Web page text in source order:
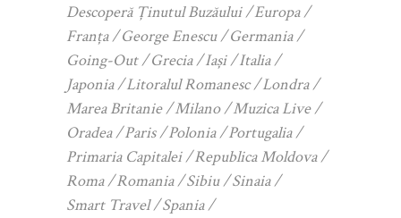
Descoperă Ținutul Buzăului
Europa
Franța
George Enescu
Germania
Going-Out
Grecia Iași
Italia
Japonia
Litoralul Romanesc
Londra
Marea Britanie
Milano
Muzica Live
Oradea
Paris Polonia
Portugalia
Primaria Capitalei
Republica Moldova
Roma
Romania Sibiu
Sinaia
Smart Travel
Spania